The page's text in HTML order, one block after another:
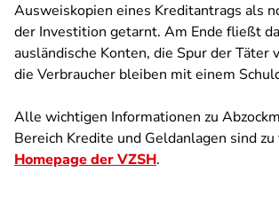
Ausweiskopien eines Kreditantrags als
der Investition getarnt. Am Ende fließt
ausländische Konten, die Spur der Täter
die Verbraucher bleiben mit einem
Alle wichtigen Informationen zu
Bereich Kredite und Geldanlagen sind
Homepage der VZSH.